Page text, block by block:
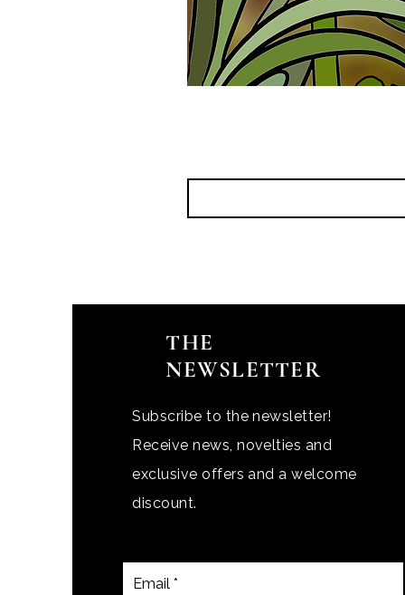
THE
NEWSLETTER
Subscribe to the newsletter!
Receive news, novelties and
exclusive offers and a welcome
discount.
Email